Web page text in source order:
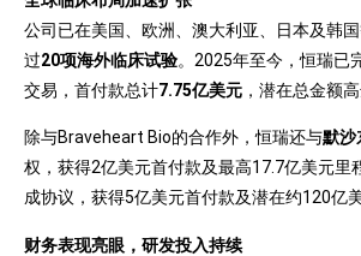
公司已在美国、欧洲、澳大利亚、日本及韩
过20项海外临床试验。2025年至今，恒瑞已
交易，首付款总计7.75亿美元 ，潜在总金额
除与Braveheart Bio的合作外，恒瑞还与默沙
权，获得2亿美元首付款及最高17.7亿美元里
成协议，获得5亿美元首付款及潜在约120亿
财务表现亮眼，研发投入持续